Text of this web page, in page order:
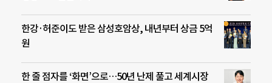
한강·허준이도 받은 삼성호암상, 내년부터 상금 5억
원
한 줄 점자를 ‘화면’으로…50년 난제 풀고 세계시장